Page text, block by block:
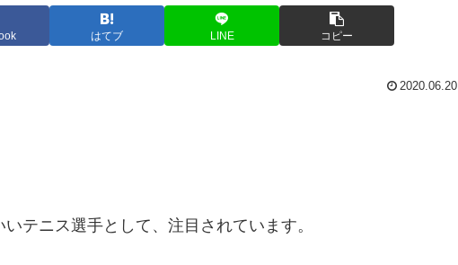
はてブ LINE コピー
2020.06.20
テニス選手として、注目されています。